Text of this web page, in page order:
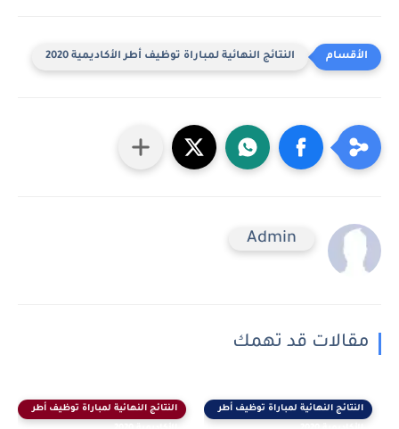
النتائج النهائية لمباراة توظيف أطر الأكاديمية 2020
Admin
مقالات قد تهمك
النتائج النهائية لمباراة توظيف أطر
النتائج النهائية لمباراة توظيف أطر